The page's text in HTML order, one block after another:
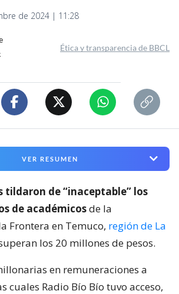
de 2024 | 11:28
Ética y transparencia de BBCL
VER RESUMEN
tildaron de “inaceptable” los
de académicosde la
Frontera en Temuco, región de La
los 20 millones de pesos.
en remuneraciones a
cuales Radio Bío Bío tuvo acceso,